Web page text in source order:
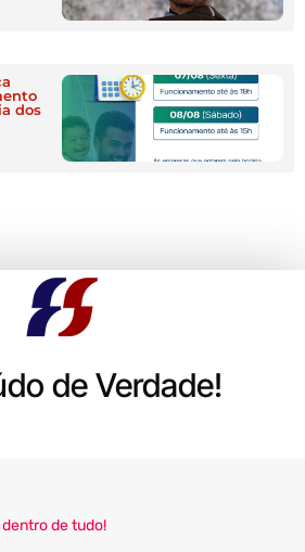
dos
de Verdade!
de tudo!